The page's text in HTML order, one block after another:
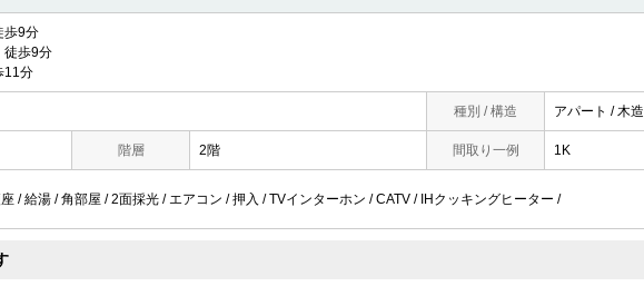
9分
歩9分
分
種別 / 構造 アパート / 木造
階層 2階 間取り一例 1K
/ 給湯 / 角部屋 / 2面採光 / エアコン / 押入 / TVインターホン / CATV / IHクッキングヒーター /